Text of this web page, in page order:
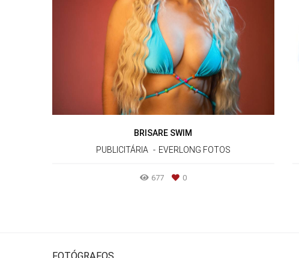
BRISARE SWIM
PUBLICITÁRIA
EVERLONG FOTOS
677 0